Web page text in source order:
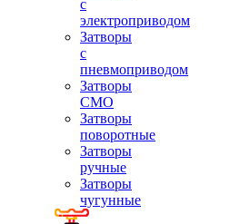
с
электроприводом
Затворы
с
пневмоприводом
Затворы
СМО
Затворы
поворотные
Затворы
ручные
Затворы
чугунные